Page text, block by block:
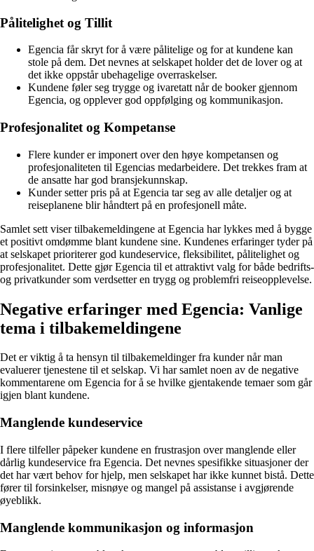
Pålitelighet og Tillit
Egencia får skryt for å være pålitelige og for at kundene kan
stole på dem. Det nevnes at selskapet holder det de lover og at
det ikke oppstår ubehagelige overraskelser.
Kundene føler seg trygge og ivaretatt når de booker gjennom
Egencia, og opplever god oppfølging og kommunikasjon.
Profesjonalitet og Kompetanse
Flere kunder er imponert over den høye kompetansen og
profesjonaliteten til Egencias medarbeidere. Det trekkes fram at
de ansatte har god bransjekunnskap.
Kunder setter pris på at Egencia tar seg av alle detaljer og at
reiseplanene blir håndtert på en profesjonell måte.
Samlet sett viser tilbakemeldingene at Egencia har lykkes med å bygge
et positivt omdømme blant kundene sine. Kundenes erfaringer tyder på
at selskapet prioriterer god kundeservice, fleksibilitet, pålitelighet og
profesjonalitet. Dette gjør Egencia til et attraktivt valg for både bedrifts-
og privatkunder som verdsetter en trygg og problemfri reiseopplevelse.
Negative erfaringer med Egencia: Vanlige
tema i tilbakemeldingene
Det er viktig å ta hensyn til tilbakemeldinger fra kunder når man
evaluerer tjenestene til et selskap. Vi har samlet noen av de negative
kommentarene om Egencia for å se hvilke gjentakende temaer som går
igjen blant kundene.
Manglende kundeservice
I flere tilfeller påpeker kundene en frustrasjon over manglende eller
dårlig kundeservice fra Egencia. Det nevnes spesifikke situasjoner der
det har vært behov for hjelp, men selskapet har ikke kunnet bistå. Dette
fører til forsinkelser, misnøye og mangel på assistanse i avgjørende
øyeblikk.
Manglende kommunikasjon og informasjon